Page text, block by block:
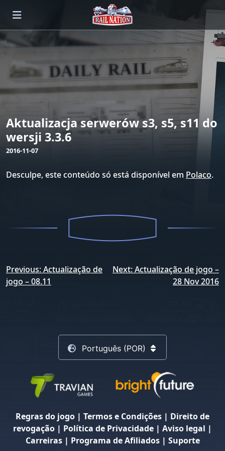
Aktualizacja serwerów s3, s5, s11 do
wersji 3.3.6
2016-11-07
Desculpe, este conteúdo só está disponível em Polaco.
Navegação
de
Previous:Actualização de
jogo – 08.11
Next:Actualização de jogo –
28 Nov 2016
Português (POR)
Regras do jogo | Termos e Condições | Direito de
revogação | Política de Privacidade | Aviso legal |
Carreiras| Programa de Afiliados| Suporte